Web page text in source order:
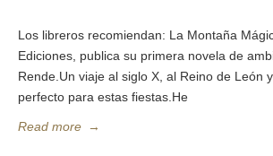
Los libreros recomiendan: La Montaña
Ediciones, publica su primera novela de
Rende.Un viaje al siglo X, al Reino de
perfecto para estas fiestas.He
Read more →